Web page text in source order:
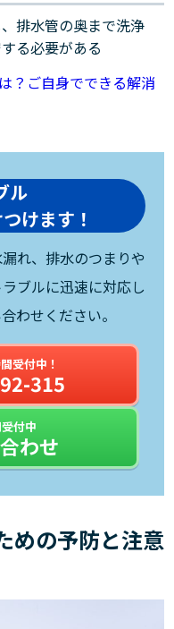
排水管の奥まで洗浄
る必要がある
？ご自身でできる解消
ル
けます！
れ、排水のつまりや
ブルに迅速に対応し
わせください。
受付中！
315
付中
わせ
めの予防と注意